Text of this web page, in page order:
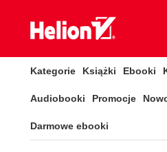
Kategorie Książki Ebooki
Audiobooki Promocje
Darmowe ebooki